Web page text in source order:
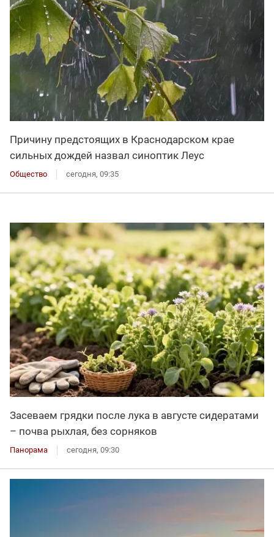
Причину предстоящих в Краснодарском крае
сильных дождей назвал синоптик Леус
Общество сегодня, 09:35
Засеваем грядки после лука в августе сидератами
– почва рыхлая, без сорняков
Панорама сегодня, 09:30